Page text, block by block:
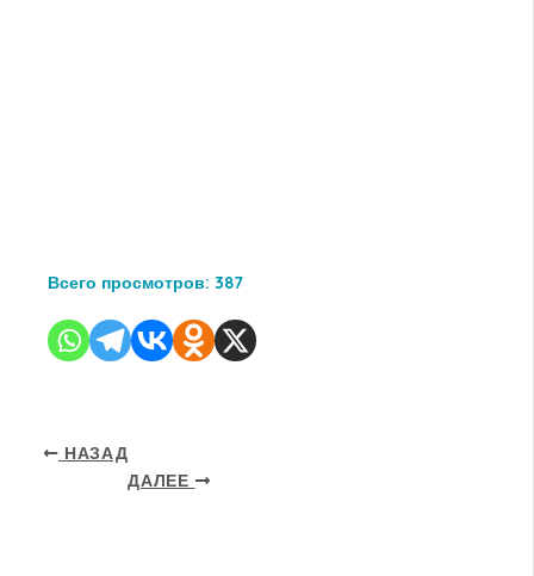
Всего просмотров: 387
НАЗАД
ДАЛЕЕ